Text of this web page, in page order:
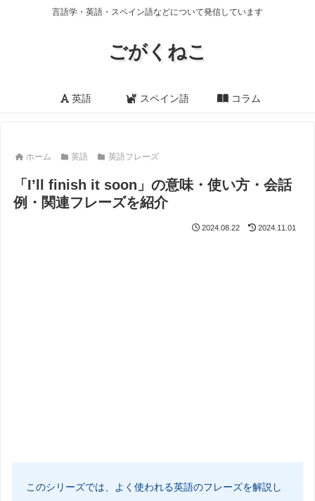
言語学・英語・スペイン語などについて発信しています
ごがくねこ
英語 スペイン語 コラム
ホーム 英語 英語フレーズ
「I’ll finish it soon」の意味・使い方・会話
例・関連フレーズを紹介
2024.08.22 2024.11.01
このシリーズでは、よく使われる英語のフレーズを解説し